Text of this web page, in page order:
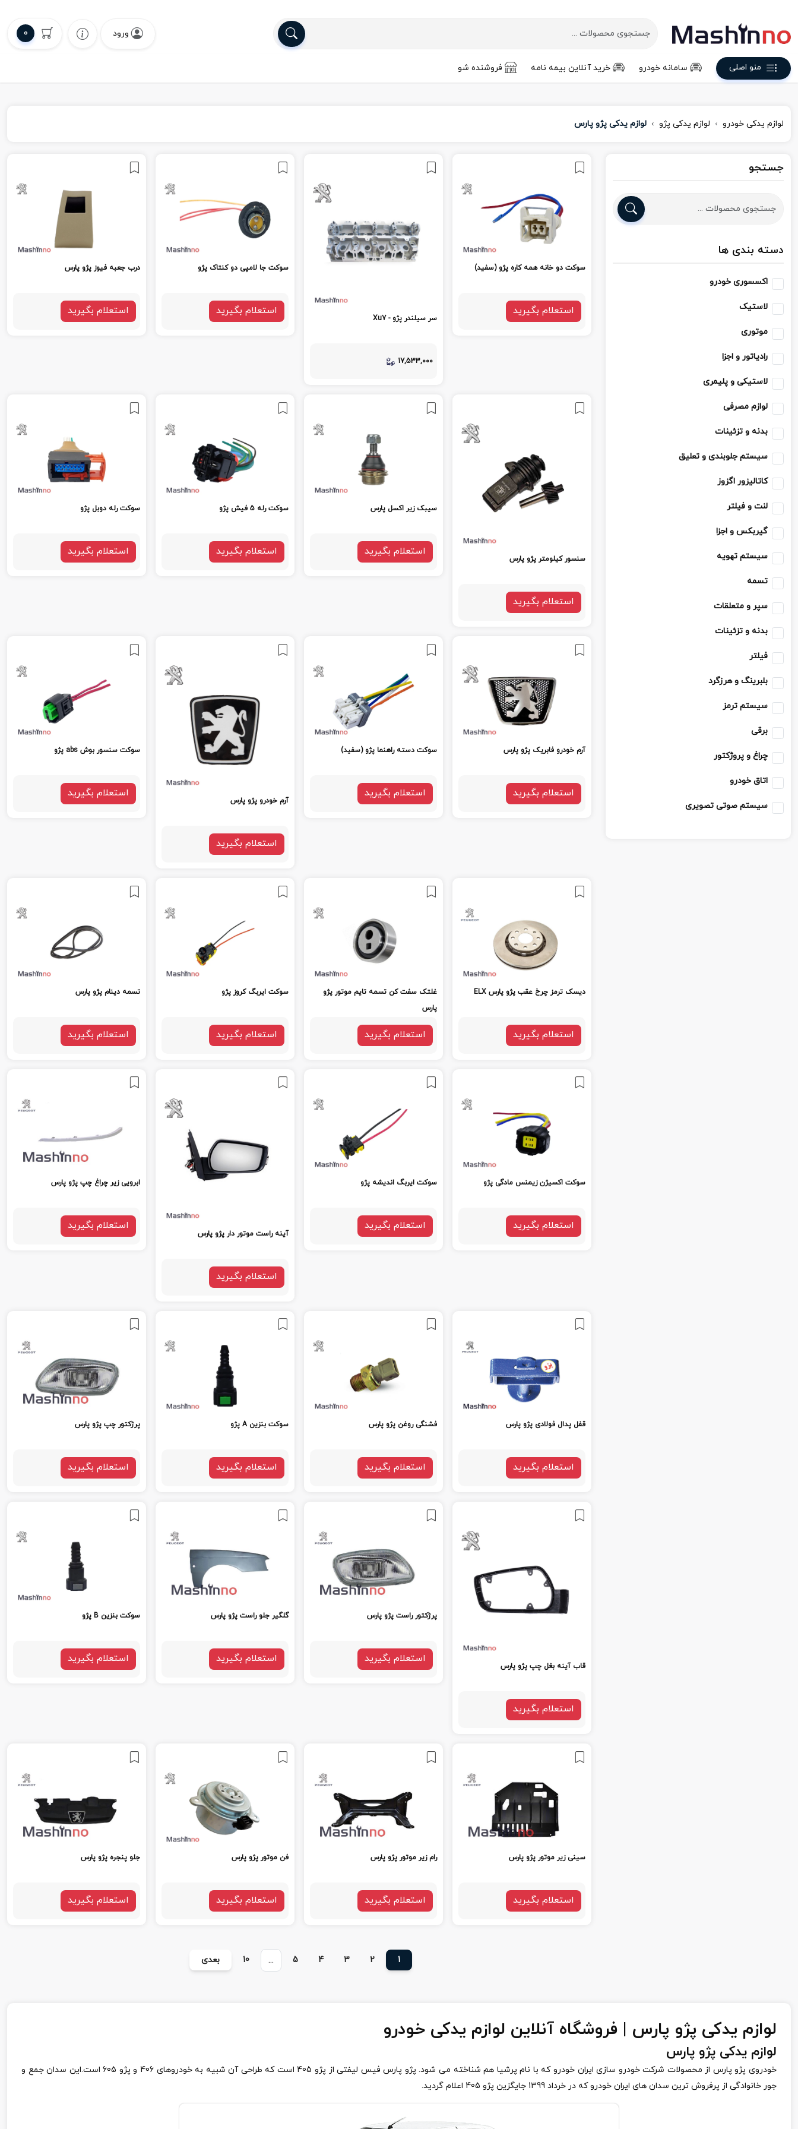
ورود 0
منو اصلی سامانه خودرو خرید آنلاین بیمه نامه فروشنده شو
لوازم یدکی خودرو لوازم یدکی پژو لوازم یدکی پژو پارس
جستجو
دسته بندی ها
اکسسوری خودرو
لاستیک
موتوری
رادیاتور و اجزا
لاستیکی و پلیمری
لوازم مصرفی
بدنه و تزئینات
سیستم جلوبندی و تعلیق
کاتالیزور اگزوز
لنت و فیلتر
گیربکس و اجزا
سیستم تهویه
تسمه
سپر و متعلقات
بدنه و تزئینات
فیلتر
بلبرینگ و هرزگرد
سیستم ترمز
برقی
چراغ و پروژکتور
اتاق خودرو
سیستم صوتی تصویری
سوکت دو خانه همه کاره پژو (سفید)
استعلام بگیرید
سر سیلندر پژو - Xu7
17,533,000
سوکت جا لامپی دو کنتاک پژو
استعلام بگیرید
درب جعبه فیوز پژو پارس
استعلام بگیرید
سنسور کیلومتر پژو پارس
استعلام بگیرید
سیبک زیر اکسل پارس
استعلام بگیرید
سوکت رله 5 فیش پژو
استعلام بگیرید
سوکت رله دوبل پژو
استعلام بگیرید
آرم خودرو فابریک پژو پارس
استعلام بگیرید
سوکت دسته راهنما پژو (سفید)
استعلام بگیرید
آرم خودرو پژو پارس
استعلام بگیرید
سوکت سنسور بوش abs پژو
استعلام بگیرید
دیسک ترمز چرخ عقب پژو پارس ELX
استعلام بگیرید
غلتک سفت کن تسمه تایم موتور پژو
پارس
استعلام بگیرید
سوکت ایربگ کروز پژو
استعلام بگیرید
تسمه دینام پژو پارس
استعلام بگیرید
سوکت اکسیژن زیمنس مادگی پژو
استعلام بگیرید
سوکت ایربگ اندیشه پژو
استعلام بگیرید
آینه راست موتور دار پژو پارس
استعلام بگیرید
ابرویی زیر چراغ چپ پژو پارس
استعلام بگیرید
قفل پدال فولادی پژو پارس
استعلام بگیرید
فشنگی روغن پژو پارس
استعلام بگیرید
سوکت بنزین A پژو
استعلام بگیرید
پرژکتور چپ پژو پارس
استعلام بگیرید
قاب آینه بغل چپ پژو پارس
استعلام بگیرید
پرژکتور راست پژو پارس
استعلام بگیرید
گلگیر جلو راست پژو پارس
استعلام بگیرید
سوکت بنزین B پژو
استعلام بگیرید
سینی زیر موتور پژو پارس
استعلام بگیرید
رام زیر موتور پژو پارس
استعلام بگیرید
فن موتور پژو پارس
استعلام بگیرید
جلو پنجره پژو پارس
استعلام بگیرید
1
2
3
4
5
...
10 بعدی
لوازم یدکی پژو پارس | فروشگاه آنلاین لوازم یدکی خودرو
لوازم یدکی پژو پارس
خودروی پژو پارس از محصولات شرکت خودرو سازی ایران خودرو که با نام پرشیا هم شناخته می شود. پژو پارس فیس لیفتی از پژو 405 است که طراحی آن شبیه به خودروهای 406 و پژو 605 است.این سدان جمع و
جور خانوادگی از پرفروش ترین سدان های ایران خودرو که در خرداد 1399 جایگزین پژو 405 اعلام گردید.